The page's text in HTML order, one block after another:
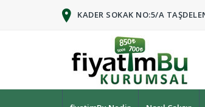
KADER SOKAK NO:5/A